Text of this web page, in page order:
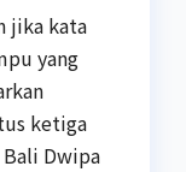
jika kata
yang
ketiga
Dwipa